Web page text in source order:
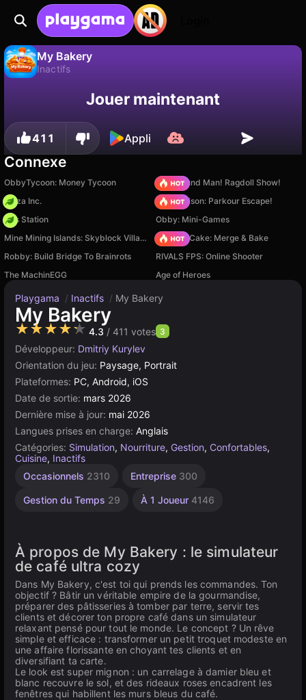
My Bakery
Inactifs
progression !
Non Enregistrer
Jouer maintenant
411 Appli
Connexe
ObbyTycoon: Money Tycoon
Playground Man! Ragdoll Show!
Pizza Inc.
Barry Prison: Parkour Escape!
Gas Station
Obby: Mini-Games
Mine Mining Islands: Skyblock Village!
Piece of Cake: Merge & Bake
Robby: Build Bridge To Brainrots
RIVALS FPS: Online Shooter
The MachinEGG
Age of Heroes
Playgama / Inactifs / My Bakery
My Bakery
★★★★★ 4.3 / 411 votes 3
Développeur: Dmitriy Kurylev
Orientation du jeu: Paysage, Portrait
Plateformes: PC, Android, iOS
Date de sortie: mars 2026
Dernière mise à jour: mai 2026
Langues prises en charge: Anglais
Catégories: Simulation, Nourriture, Gestion, Confortables,
Cuisine, Inactifs
Occasionnels 2310 Entreprise 300
Gestion du Temps 29 À 1 Joueur 4146
À propos de My Bakery : le simulateur
de café ultra cozy
Dans My Bakery, c'est toi qui prends les commandes. Ton
objectif ? Bâtir un véritable empire de la gourmandise,
préparer des pâtisseries à tomber par terre, servir tes
clients et décorer ton propre café dans un simulateur
relaxant pensé pour tout le monde. Le concept ? Un rêve
simple et efficace : transformer un petit troquet modeste en
une affaire florissante en choyant tes clients et en
diversifiant ta carte.
Le look est super mignon : un carrelage à damier bleu et
blanc recouvre le sol, et des rideaux roses encadrent les
fenêtres qui habillent les murs bleus du café.